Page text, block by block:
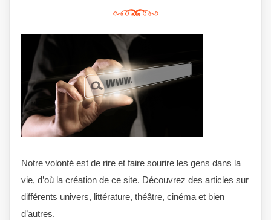
Notre volonté est de rire et faire sourire les gens dans la
vie, d’où la création de ce site. Découvrez des articles sur
différents univers, littérature, théâtre, cinéma et bien
d’autres.